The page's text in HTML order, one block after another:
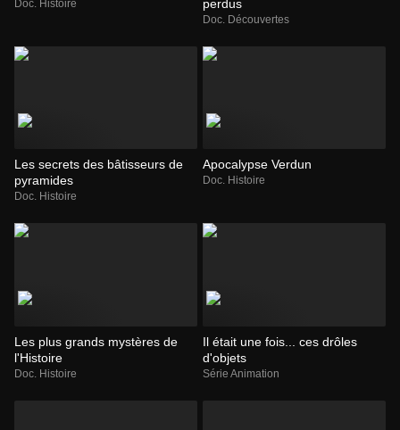
Doc. Histoire perdus
Doc. Découvertes
Les secrets des bâtisseurs de
pyramides
Doc. Histoire
Apocalypse Verdun
Doc. Histoire
Les plus grands mystères de
l'Histoire
Doc. Histoire
Il était une fois... ces drôles
d'objets
Série Animation